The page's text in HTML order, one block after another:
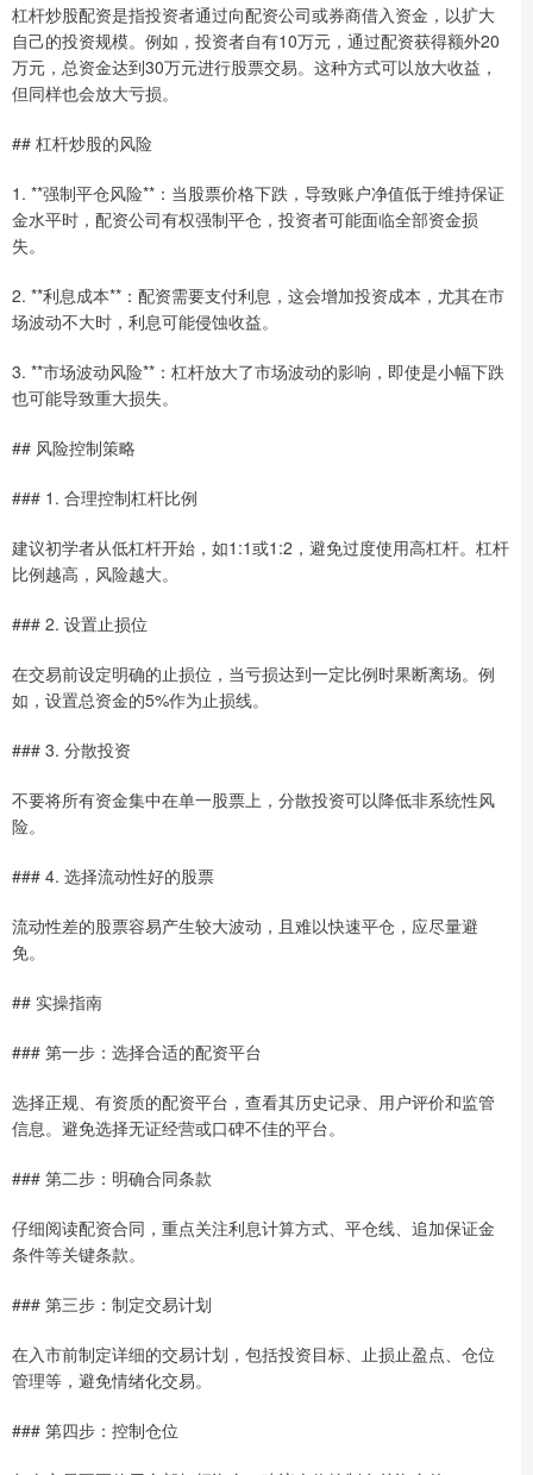
杠杆炒股配资是指投资者通过向配资公司或券商借入资金，以扩大
自己的投资规模。例如，投资者自有10万元，通过配资获得额外20
万元，总资金达到30万元进行股票交易。这种方式可以放大收益，
但同样也会放大亏损。
## 杠杆炒股的风险
1. **强制平仓风险**：当股票价格下跌，导致账户净值低于维持保证
金水平时，配资公司有权强制平仓，投资者可能面临全部资金损
失。
2. **利息成本**：配资需要支付利息，这会增加投资成本，尤其在市
场波动不大时，利息可能侵蚀收益。
3. **市场波动风险**：杠杆放大了市场波动的影响，即使是小幅下跌
也可能导致重大损失。
## 风险控制策略
### 1. 合理控制杠杆比例
建议初学者从低杠杆开始，如1:1或1:2，避免过度使用高杠杆。杠杆
比例越高，风险越大。
### 2. 设置止损位
在交易前设定明确的止损位，当亏损达到一定比例时果断离场。例
如，设置总资金的5%作为止损线。
### 3. 分散投资
不要将所有资金集中在单一股票上，分散投资可以降低非系统性风
险。
### 4. 选择流动性好的股票
流动性差的股票容易产生较大波动，且难以快速平仓，应尽量避
免。
## 实操指南
### 第一步：选择合适的配资平台
选择正规、有资质的配资平台，查看其历史记录、用户评价和监管
信息。避免选择无证经营或口碑不佳的平台。
### 第二步：明确合同条款
仔细阅读配资合同，重点关注利息计算方式、平仓线、追加保证金
条件等关键条款。
### 第三步：制定交易计划
在入市前制定详细的交易计划，包括投资目标、止损止盈点、仓位
管理等，避免情绪化交易。
### 第四步：控制仓位